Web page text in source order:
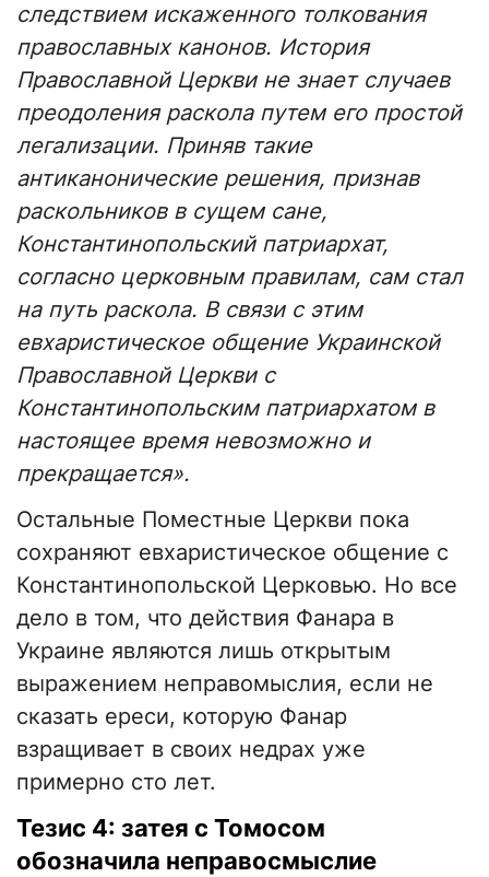
следствием искаженного толкования
православных канонов. История
Православной Церкви не знает случаев
преодоления раскола путем его простой
легализации. Приняв такие
антиканонические решения, признав
раскольников в сущем сане,
Константинопольский патриархат,
согласно церковным правилам, сам стал
на путь раскола. В связи с этим
евхаристическое общение Украинской
Православной Церкви с
Константинопольским патриархатом в
настоящее время невозможно и
прекращается».
Остальные Поместные Церкви пока
сохраняют евхаристическое общение с
Константинопольской Церковью. Но все
дело в том, что действия Фанара в
Украине являются лишь открытым
выражением неправомыслия, если не
сказать ереси, которую Фанар
взращивает в своих недрах уже
примерно сто лет.
Тезис 4: затея с Томосом
обозначила неправосмыслие